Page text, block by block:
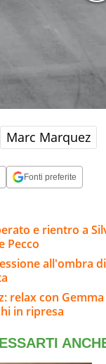
Marc Marquez
Fonti preferite
e rientro a
Pecco
all'ombra
relax con
in ripresa